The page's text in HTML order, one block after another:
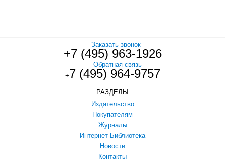
Заказать звонок
+7 (495) 963-1926
Обратная связь
+7 (495) 964-9757
РАЗДЕЛЫ
Издательство
Покупателям
Журналы
Интернет-Библиотека
Новости
Контакты